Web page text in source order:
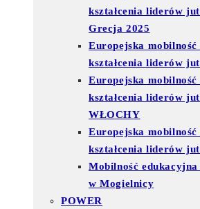
kształcenia liderów
Grecja 2025
Europejska
kształcenia liderów
Europejska
kształcenia liderów
WŁOCHY
Europejska
kształcenia liderów
Mobilność
w Mogielnicy
POWER